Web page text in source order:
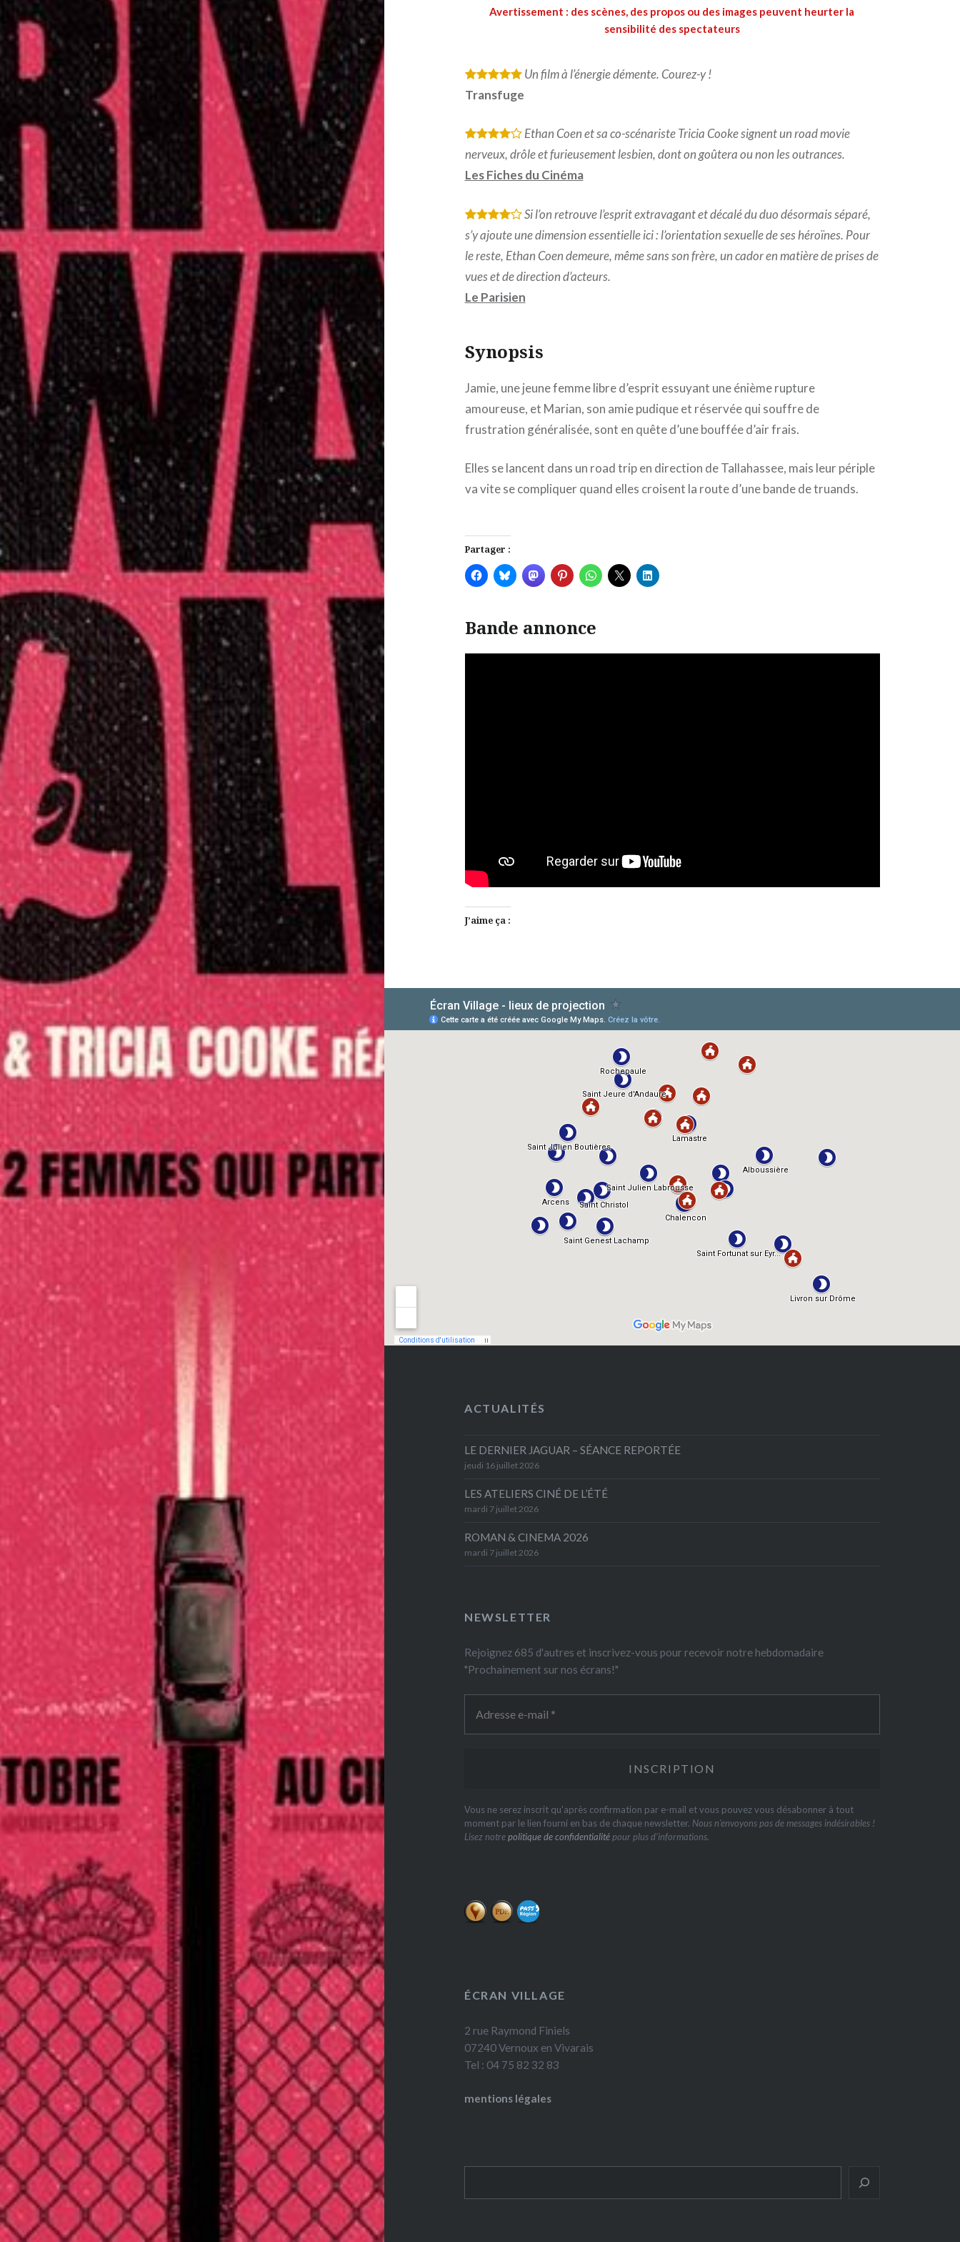
Avertissement : des scènes, des propos ou des images peuvent heurter la
sensibilité des spectateurs
* * * * *Un film à l’énergie démente. Courez-y !
Transfuge
* * * *
Ethan Coen et sa co-scénariste Tricia Cooke signent un road movie
nerveux, drôle et furieusement lesbien, dont on goûtera ou non les outrances.
Les Fiches du Cinéma
* * * *
Si l’on retrouve l’esprit extravagant et décalé du duo désormais séparé,
s’y ajoute une dimension essentielle ici : l’orientation sexuelle de ses héroïnes. Pour
le reste, Ethan Coen demeure, même sans son frère, un cador en matière de prises de
vues et de direction d’acteurs.
Le Parisien
Synopsis
Jamie, une jeune femme libre d’esprit essuyant une énième rupture
amoureuse, et Marian, son amie pudique et réservée qui souffre de
frustration généralisée, sont en quête d’une bouffée d’air frais.
Elles se lancent dans un road trip en direction de Tallahassee, mais leur périple
va vite se compliquer quand elles croisent la route d’une bande de truands.
Partager :
Bande annonce
J’aime ça :
AlloCiné
ACTUALITÉS
LE DERNIER JAGUAR – SÉANCE REPORTÉE
jeudi 16 juillet 2026
LES ATELIERS CINÉ DE L’ÉTÉ
mardi 7 juillet 2026
ROMAN & CINEMA 2026
mardi 7 juillet 2026
NEWSLETTER
Rejoignez 685 d'autres et inscrivez-vous pour recevoir notre hebdomadaire
"Prochainement sur nos écrans!"
Vous ne serez inscrit qu'après confirmation par e-mail et vous pouvez vous désabonner à tout
moment par le lien fourni en bas de chaque newsletter. Nous n’envoyons pas de messages indésirables !
Lisez notrepolitique de confidentialitépour plus d’informations.
ÉCRAN VILLAGE
2 rue Raymond Finiels
07240 Vernoux en Vivarais
Tel : 04 75 82 32 83
mentions légales